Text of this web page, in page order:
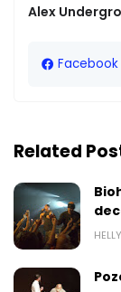
Alex
Facebook
Related